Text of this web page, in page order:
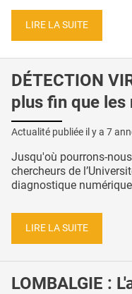
LIRE LA SUITE
DÉTECTION
plus fin que les
Actualité publiée il y a 7
Jusqu'où pourrons-
chercheurs de
diagnostique
LIRE LA SUITE
LOMBALGIE :